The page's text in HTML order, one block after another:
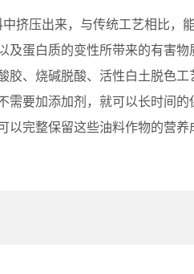
挤压出来，与传统工艺相比，
及蛋白质的变性所带来的有害物
胶、烧碱脱酸、活性白土脱色工
需要加添加剂，就可以长时间的
以完整保留这些油料作物的营养